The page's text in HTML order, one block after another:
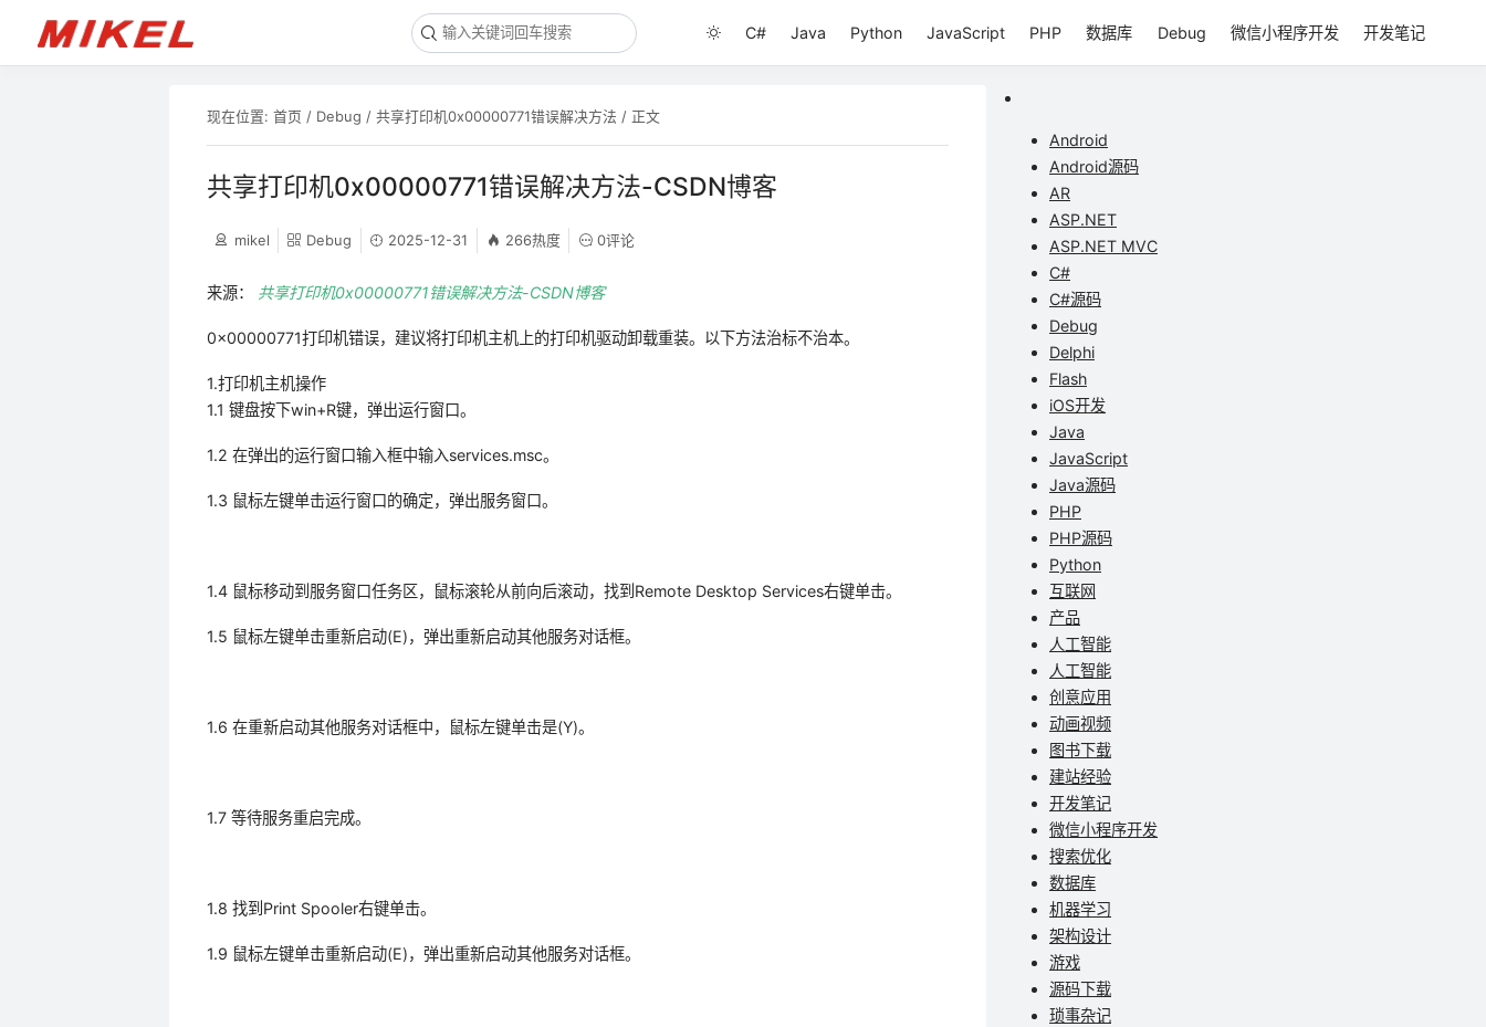
C# Java Python JavaScript PHP 数据库 Debug 微信小程序开发 开发笔记
现在位置: 首页 / Debug / 共享打印机0x00000771错误解决方法 / 正文
共享打印机0x00000771错误解决方法-CSDN博客
mikel Debug 2025-12-31 266热度 0评论
来源： 共享打印机0x00000771错误解决方法-CSDN博客
0x00000771打印机错误，建议将打印机主机上的打印机驱动卸载重装。以下方法治标不治本。
1.打印机主机操作
1.1 键盘按下win+R键，弹出运行窗口。
1.2 在弹出的运行窗口输入框中输入services.msc。
1.3 鼠标左键单击运行窗口的确定，弹出服务窗口。
1.4 鼠标移动到服务窗口任务区，鼠标滚轮从前向后滚动，找到Remote Desktop Services右键单击。
1.5 鼠标左键单击重新启动(E)，弹出重新启动其他服务对话框。
1.6 在重新启动其他服务对话框中，鼠标左键单击是(Y)。
1.7 等待服务重启完成。
1.8 找到Print Spooler右键单击。
1.9 鼠标左键单击重新启动(E)，弹出重新启动其他服务对话框。
Android
Android源码
AR
ASP.NET
ASP.NET MVC
C#
C#源码
Debug
Delphi
Flash
iOS开发
Java
JavaScript
Java源码
PHP
PHP源码
Python
互联网
产品
人工智能
人工智能
创意应用
动画视频
图书下载
建站经验
开发笔记
微信小程序开发
搜索优化
数据库
机器学习
架构设计
游戏
源码下载
琐事杂记